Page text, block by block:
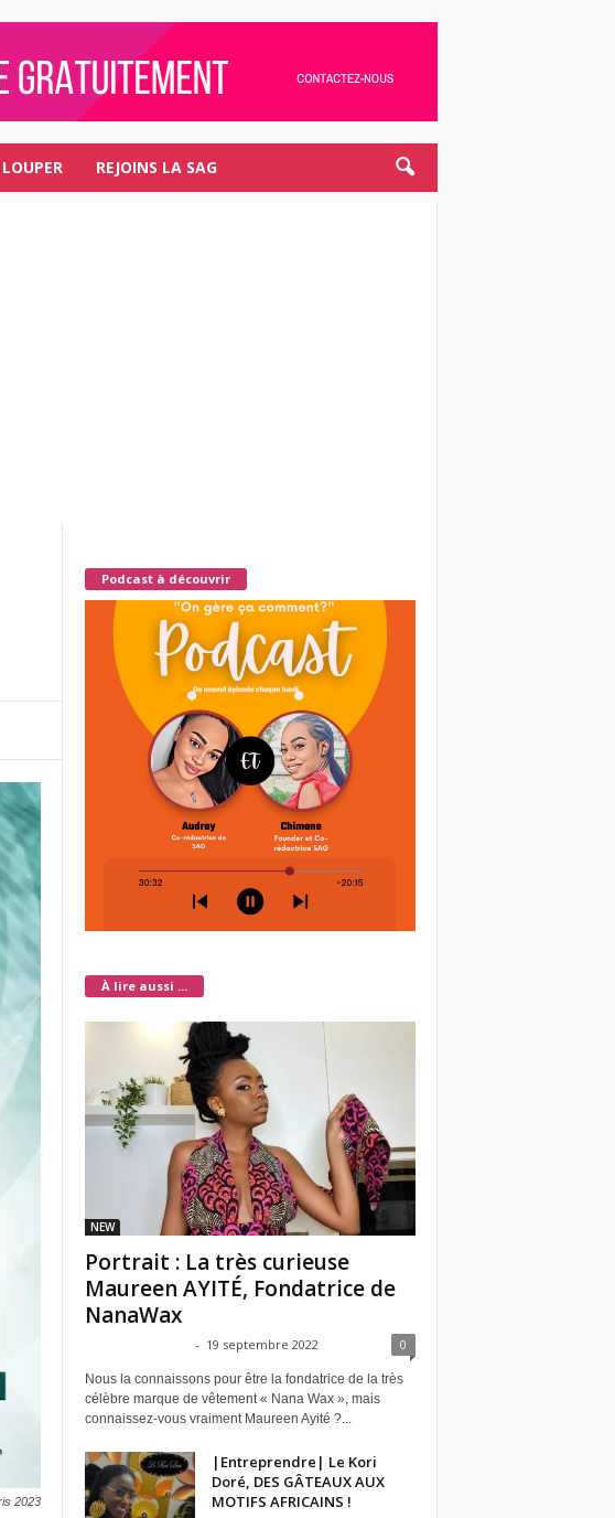
REJOINS LA SAG
2023
Podcast à découvrir
À lire aussi ...
NEW
Portrait : La très curieuse
Maureen AYITÉ, Fondatrice de
NanaWax
- 19 septembre 2022 0
Nous la connaissons pour être la fondatrice de la très
célèbre marque de vêtement « Nana Wax », mais
connaissez-vous vraiment Maureen Ayité ?...
|Entreprendre| Le Kori
Doré, DES GÂTEAUX AUX
MOTIFS AFRICAINS !